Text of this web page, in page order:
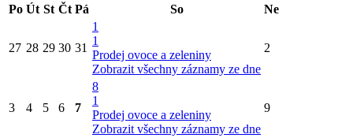
Po Út St Čt Pá So Ne
27 28 29 30 31
1
1
Prodej ovoce a zeleniny
Zobrazit všechny záznamy ze dne
2
3 4 5 6 7
8
1
Prodej ovoce a zeleniny
Zobrazit všechny záznamy ze dne
9